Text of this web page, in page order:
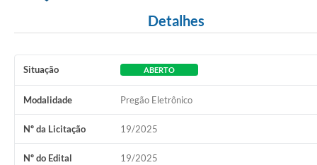
Detalhes
Situação ABERTO
Modalidade Pregão Eletrônico
Nº da Licitação 19/2025
Nº do Edital 19/2025